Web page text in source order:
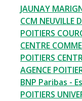
JAUNAY
CCM NEUVILLE
POITIERS
CENTRE
POITIERS
AGENCE
BNP Paribas -
POITIERS